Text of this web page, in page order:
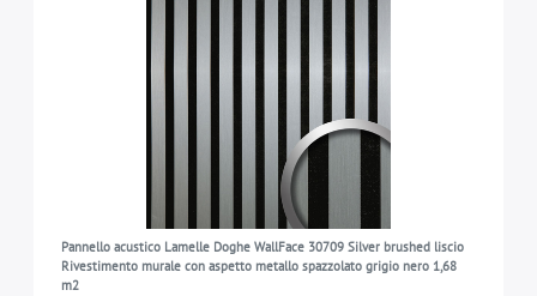
Pannello acustico Lamelle Doghe WallFace 30709 Silver brushed liscio
Rivestimento murale con aspetto metallo spazzolato grigio nero 1,68
m2